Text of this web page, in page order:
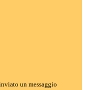
un messaggio